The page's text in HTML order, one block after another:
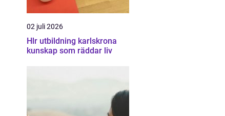
02 juli 2026
Hlr utbildning karlskrona
kunskap som räddar liv